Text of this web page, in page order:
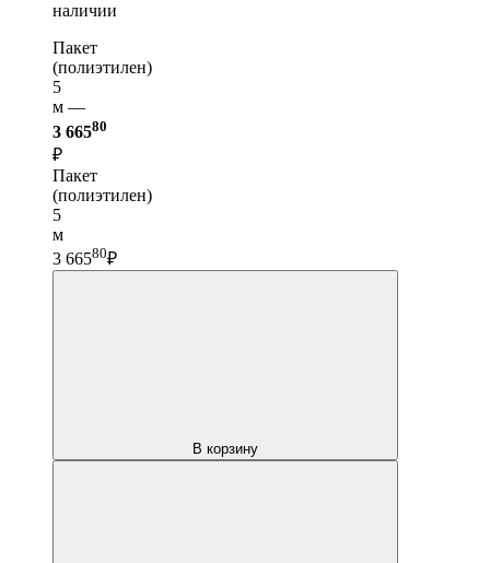
наличии
Пакет
(полиэтилен)
5
м —
3 66580
₽
Пакет
(полиэтилен)
5
м
3 66580₽
В корзину